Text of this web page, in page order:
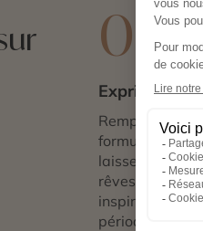
01
Exprimez
Remplissez
formulaire en
laissez libre
rêves de
inspirations,
période idéale…